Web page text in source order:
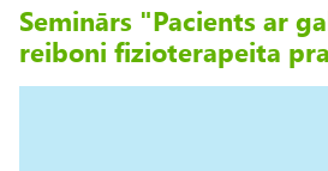
Seminārs "Pacients ar
reiboni fizioterapeita